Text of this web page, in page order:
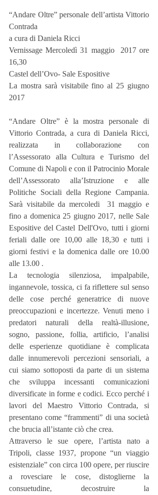
“Andare Oltre” personale dell’artista Vittorio
Contrada
a cura di Daniela Ricci
Vernissage Mercoledì 31 maggio  2017 ore
16,30
Castel dell’Ovo- Sale Espositive
La mostra sarà visitabile fino al 25 giugno
2017
“Andare Oltre” è la mostra personale di
Vittorio Contrada, a cura di Daniela Ricci,
realizzata in collaborazione con
l’Assessorato alla Cultura e Turismo del
Comune di Napoli e con il Patrocinio Morale
dell’Assessorato alla’Istruzione e alle
Politiche Sociali della Regione Campania.
Sarà visitabile da mercoledi  31 maggio e
fino a domenica 25 giugno 2017, nelle Sale
Espositive del Castel Dell'Ovo, tutti i giorni
feriali dalle ore 10,00 alle 18,30 e tutti i
giorni festivi e la domenica dalle ore 10.00
alle 13.00 .
La tecnologia silenziosa, impalpabile,
ingannevole, tossica, ci fa riflettere sul senso
delle cose perché generatrice di nuove
preoccupazioni e incertezze. Venuti meno i
predatori naturali della realtà-illusione,
sogno, passione, follia, artificio, l’analisi
delle esperienze quotidiane è complicata
dalle innumerevoli percezioni sensoriali, a
cui siamo sottoposti da parte di un sistema
che sviluppa incessanti comunicazioni
diversificate in forme e codici. Ecco perché i
lavori del Maestro Vittorio Contrada, si
presentano come “frammenti” di una società
che brucia all’istante ciò che crea.
Attraverso le sue opere, l’artista nato a
Tripoli, classe 1937, propone “un viaggio
esistenziale” con circa 100 opere, per riuscire
a rovesciare le cose, distoglierne la
consuetudine, decostruire la